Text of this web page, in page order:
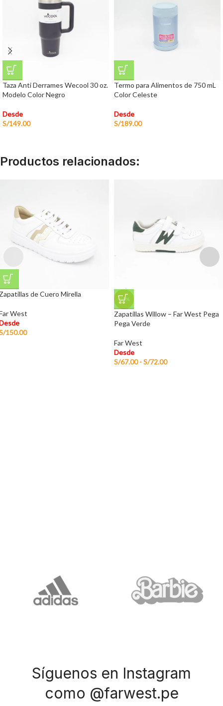
Taza Anti Derrames Wecool 30 oz.
Modelo Color Negro
Desde
S/149.00
Termo para Alimentos de 750 mL
Color Celeste
Desde
S/189.00
Productos relacionados:
de Cuero Mirella
West
150.00
-50%
Zapatillas Willow – Far West Pega
Pega Verde
Far West
Desde
S/67.00 -S/72.00
Síguenos en Instagram
como @farwest.pe